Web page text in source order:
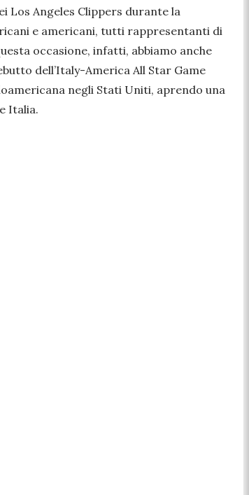
Los Angeles Clippers durante la
e americani, tutti rappresentanti di
occasione, infatti, abbiamo anche
dell’Italy-America All Star Game
negli Stati Uniti, aprendo una
Italia.